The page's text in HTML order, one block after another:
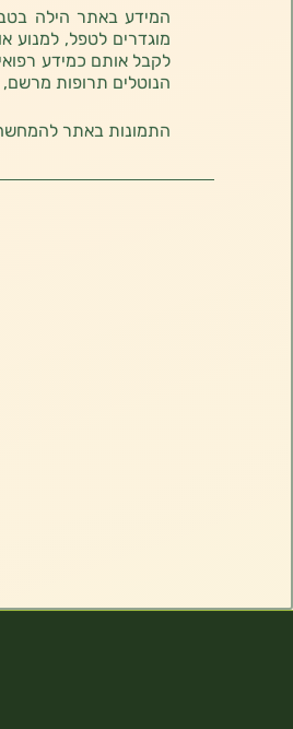
המידע באתר הילה
מוגדרים לטפל, למנוע
לקבל אותם כמידע
הנוטלים תרופות
התמונות באתר